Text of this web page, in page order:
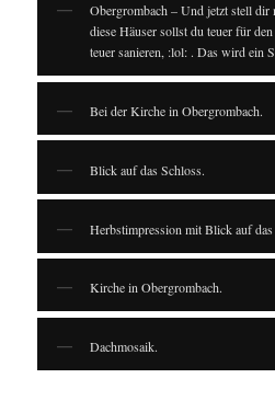
Obergrombach – Und jetzt stell
diese Häuser sollst du teuer für
teuer sanieren, :lol:⁣ . Das wird ein
Bei der Kirche in Obergrombach.
Blick auf das Schloss.
Herbstimpression mit Blick auf das
Kirche in Obergrombach.
Dachmosaik.